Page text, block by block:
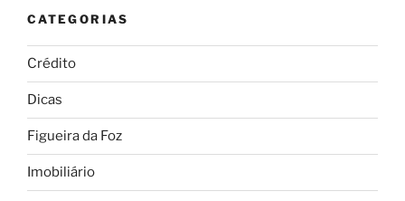
CATEGORIAS
Crédito
Dicas
Figueira da Foz
Imobiliário